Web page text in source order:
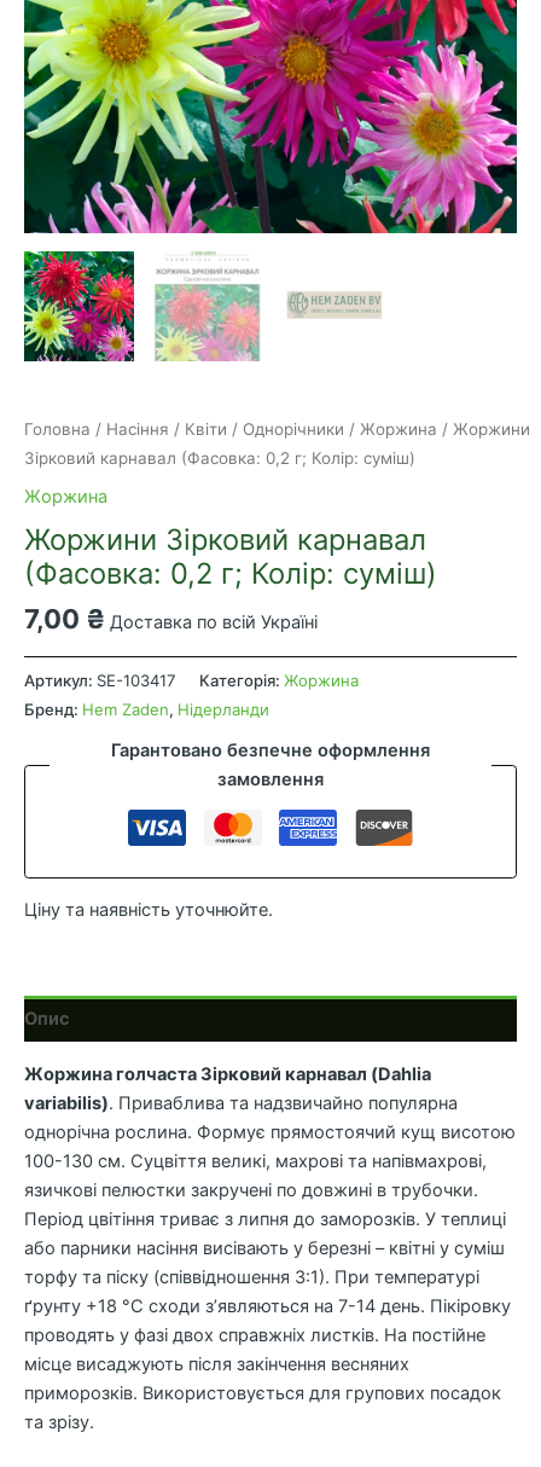
Головна / Насіння / Квіти / Однорічники / Жоржина / Жоржини
Зірковий карнавал (Фасовка: 0,2 г; Колір: суміш)
Жоржина
Жоржини Зірковий карнавал
(Фасовка: 0,2 г; Колір: суміш)
7,00 ₴ Доставка по всій Україні
Жоржини
Зірковий
карнавал
0,2
кількість
Артикул: SE-103417 Категорія: Жоржина
Бренд: Hem Zaden, Нідерланди
Гарантовано безпечне оформлення
замовлення
Ціну та наявність уточнюйте.
Опис
Жоржина голчаста Зірковий карнавал (Dahlia
variabilis). Приваблива та надзвичайно популярна
однорічна рослина. Формує прямостоячий кущ висотою
100-130 см. Суцвіття великі, махрові та напівмахрові,
язичкові пелюстки закручені по довжині в трубочки.
Період цвітіння триває з липня до заморозків. У теплиці
або парники насіння висівають у березні – квітні у суміш
торфу та піску (співвідношення 3:1). При температурі
ґрунту +18 °С сходи з’являються на 7-14 день. Пікіровку
проводять у фазі двох справжніх листків. На постійне
місце висаджують після закінчення весняних
приморозків. Використовується для групових посадок
та зрізу.